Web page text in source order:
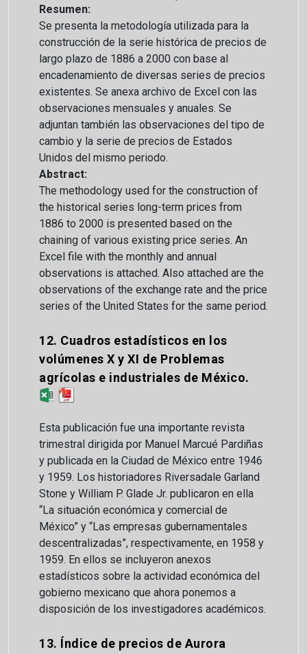
Resumen:
Se presenta la metodología utilizada para la
construcción de la serie histórica de precios de
largo plazo de 1886 a 2000 con base al
encadenamiento de diversas series de precios
existentes. Se anexa archivo de Excel con las
observaciones mensuales y anuales. Se
adjuntan también las observaciones del tipo de
cambio y la serie de precios de Estados
Unidos del mismo periodo.
Abstract:
The methodology used for the construction of
the historical series long-term prices from
1886 to 2000 is presented based on the
chaining of various existing price series. An
Excel file with the monthly and annual
observations is attached. Also attached are the
observations of the exchange rate and the price
series of the United States for the same period.
12. Cuadros estadísticos en los
volúmenes X y XI de Problemas
agrícolas e industriales de México.
Esta publicación fue una importante revista
trimestral dirigida por Manuel Marcué Pardiñas
y publicada en la Ciudad de México entre 1946
y 1959. Los historiadores Riversadale Garland
Stone y William P. Glade Jr. publicaron en ella
“La situación económica y comercial de
México” y “Las empresas gubernamentales
descentralizadas”, respectivamente, en 1958 y
1959. En ellos se incluyeron anexos
estadísticos sobre la actividad económica del
gobierno mexicano que ahora ponemos a
disposición de los investigadores académicos.
13. Índice de precios de Aurora